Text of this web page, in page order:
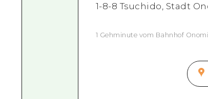
1-8-8 Tsuchido, Stadt
1 Gehminute vom Bahnhof